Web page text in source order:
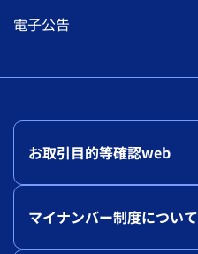
電子公告
お取引目的等確認web
マイナンバー制度について